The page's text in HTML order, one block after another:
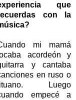
que
con la
mi mamá
acordeón y
y cantaba
en ruso o
lituano. Luego
empecé a